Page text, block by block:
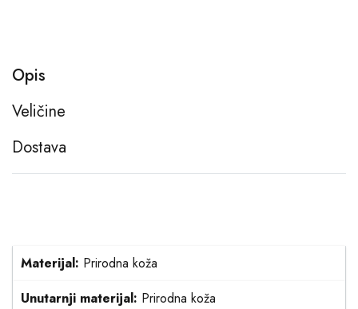
Opis
Veličine
Dostava
Materijal: Prirodna koža
Unutarnji materijal: Prirodna koža